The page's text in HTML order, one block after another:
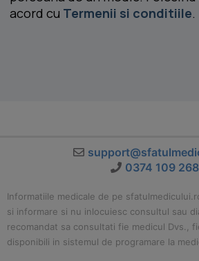
acord cu Termenii si conditiile.
0374 109 268
Informatiile medicale de pe
si informare si nu inlocuiesc consultul sau
recomandat sa consultati fie medicul Dvs.,
disponibili in sistemul de programare la